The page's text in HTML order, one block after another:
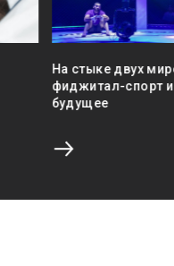
На стыке двух
фиджитал-спорт
будущее